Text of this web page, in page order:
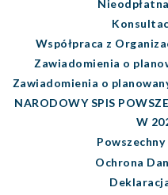
Współpraca z
Zawiadomienia o
Zawiadomienia o
NARODOWY SPIS
W
Powszechny
Ochrona